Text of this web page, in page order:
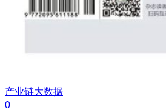
产业链大数据
0